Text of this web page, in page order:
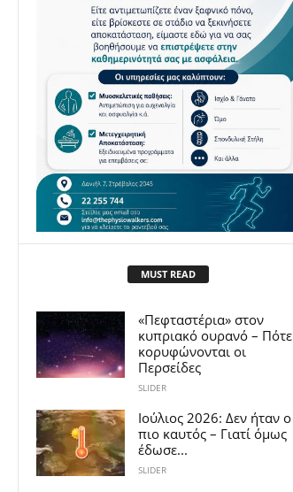
MUST READ
«Πεφταστέρια» στον
κυπριακό ουρανό – Πότε
κορυφώνονται οι
Περσείδες
SLIDER
Ιούλιος 2026: Δεν ήταν ο
πιο καυτός – Γιατί όμως
έδωσε...
SLIDER